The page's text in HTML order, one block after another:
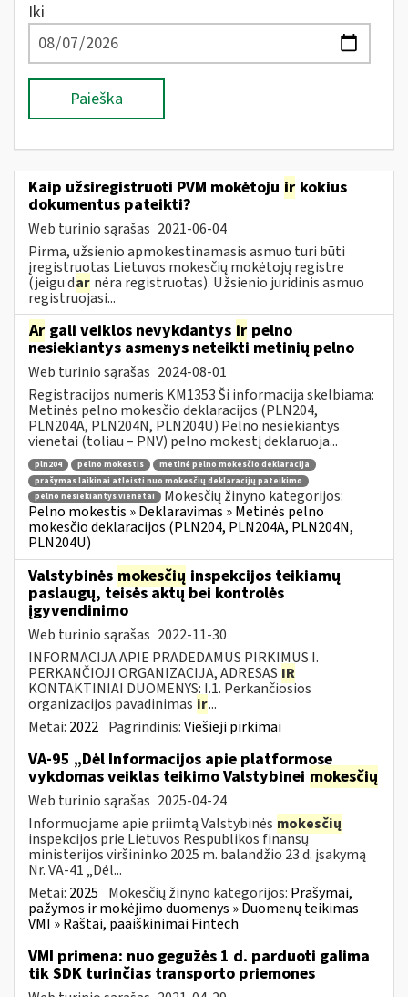
Iki
Paieška
Kaip užsiregistruoti PVM mokėtoju ir kokius
dokumentus pateikti?
Web turinio sąrašas 2021-06-04
Pirma, užsienio apmokestinamasis asmuo turi būti
įregistruotas Lietuvos mokesčių mokėtojų registre
(jeigu dar nėra registruotas). Užsienio juridinis asmuo
registruojasi...
Ar gali veiklos nevykdantys ir pelno
nesiekiantys asmenys neteikti metinių pelno
Web turinio sąrašas 2024-08-01
Registracijos numeris KM1353 Ši informacija skelbiama:
Metinės pelno mokesčio deklaracijos (PLN204,
PLN204A, PLN204N, PLN204U) Pelno nesiekiantys
vienetai (toliau – PNV) pelno mokestį deklaruoja...
pln204 pelno mokestis
metinė pelno mokesčio deklaracija
prašymas laikinai atleisti nuo mokesčių deklaracijų pateikimo
pelno nesiekiantys vienetai
Mokesčių žinyno kategorijos:
Pelno mokestis » Deklaravimas » Metinės pelno
mokesčio deklaracijos (PLN204, PLN204A, PLN204N,
PLN204U)
Valstybinės mokesčių inspekcijos teikiamų
paslaugų, teisės aktų bei kontrolės
įgyvendinimo
Web turinio sąrašas 2022-11-30
INFORMACIJA APIE PRADEDAMUS PIRKIMUS I.
PERKANČIOJI ORGANIZACIJA, ADRESAS IR
KONTAKTINIAI DUOMENYS: I.1. Perkančiosios
organizacijos pavadinimas ir...
Metai: 2022 Pagrindinis:Viešieji pirkimai
VA-95 „Dėl Informacijos apie platformose
vykdomas veiklas teikimo Valstybinei mokesčių
Web turinio sąrašas 2025-04-24
Informuojame apie priimtą Valstybinės mokesčių
inspekcijos prie Lietuvos Respublikos finansų
ministerijos viršininko 2025 m. balandžio 23 d. įsakymą
Nr. VA-41 „Dėl...
Metai: 2025 Mokesčių žinyno kategorijos: Prašymai,
pažymos ir mokėjimo duomenys » Duomenų teikimas
VMI » Raštai, paaiškinimai Fintech
VMI primena: nuo gegužės 1 d. parduoti galima
tik SDK turinčias transporto priemones